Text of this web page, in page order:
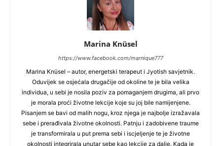
Marina Knüsel
https://www.facebook.com/marnique777
Marina Knüsel – autor, energetski terapeut i Jyotish savjetnik.
Oduvijek se osjećala drugačije od okoline te je bila velika
individua, u sebi je nosila poziv za pomaganjem drugima, ali prvo
je morala proći životne lekcije koje su joj bile namijenjene.
Pisanjem se bavi od malih nogu, kroz njega je najbolje izražavala
sebe i prerađivala životne okolnosti. Patnju i zadobivene traume
je transformirala u put prema sebi i iscjeljenje te je životne
okolnosti integrirala unutar sebe kao lekcije za dalje. Kada je